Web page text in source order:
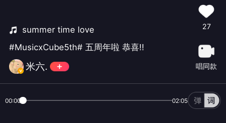
summer time love
#MusicxCube5th# 五周年啦 恭喜!!
米六.
27
唱同款
00:00 02:05